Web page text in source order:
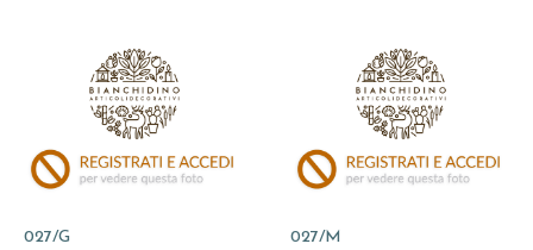
027/G
027/M